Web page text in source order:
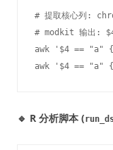
# 提取核心列:
# modkit 输出:
awk '$4 == "a"
awk '$4 == "a"
🔹 R 分析脚本 (